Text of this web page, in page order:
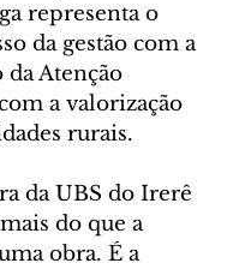
representa o
da gestão com a
da Atenção
a valorização
rurais.
da UBS do Irerê
do que a
obra. É a